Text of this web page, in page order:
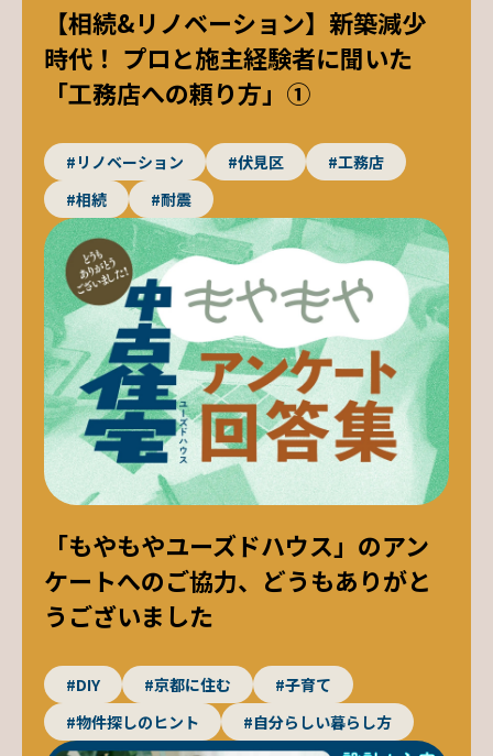
【相続&リノベーション】新築減少
時代！ プロと施主経験者に聞いた
「工務店への頼り方」①
#リノベーション #伏見区
#工務店
#相続
#耐震
「もやもやユーズドハウス」のアン
ケートへのご協力、どうもありがと
うございました
#DIY #京都に住む
#子育て
#物件探しのヒント
#自分らしい暮らし方